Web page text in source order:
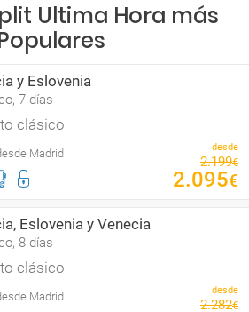
Ultima Hora más
y Eslovenia
7 días
clásico
Madrid desde
2.199€
2.095€
Eslovenia y Venecia
8 días
clásico
Madrid desde
2.282€